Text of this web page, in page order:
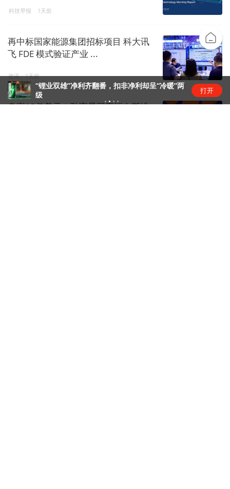
科技早报 1天前
再中标国家能源集团招标项目 科大讯
飞 FDE 模式验证产业 ...
资讯 1天前
身家85亿美元！孙宇晨回应福布斯排
“锂业双雄”净利齐翻番，扣非净利却呈“冷暖”两
级
打开